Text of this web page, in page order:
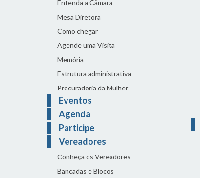
Entenda a Câmara
Mesa Diretora
Como chegar
Agende uma Visita
Memória
Estrutura administrativa
Procuradoria da Mulher
Eventos
Agenda
Participe
Vereadores
Conheça os Vereadores
Bancadas e Blocos